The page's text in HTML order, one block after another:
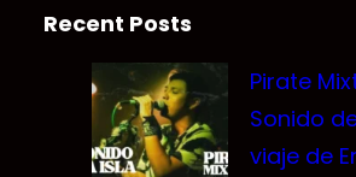
Recent Posts
Pirate
Sonido
viaje de